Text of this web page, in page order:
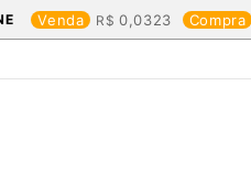
Venda 0,0323 Compra